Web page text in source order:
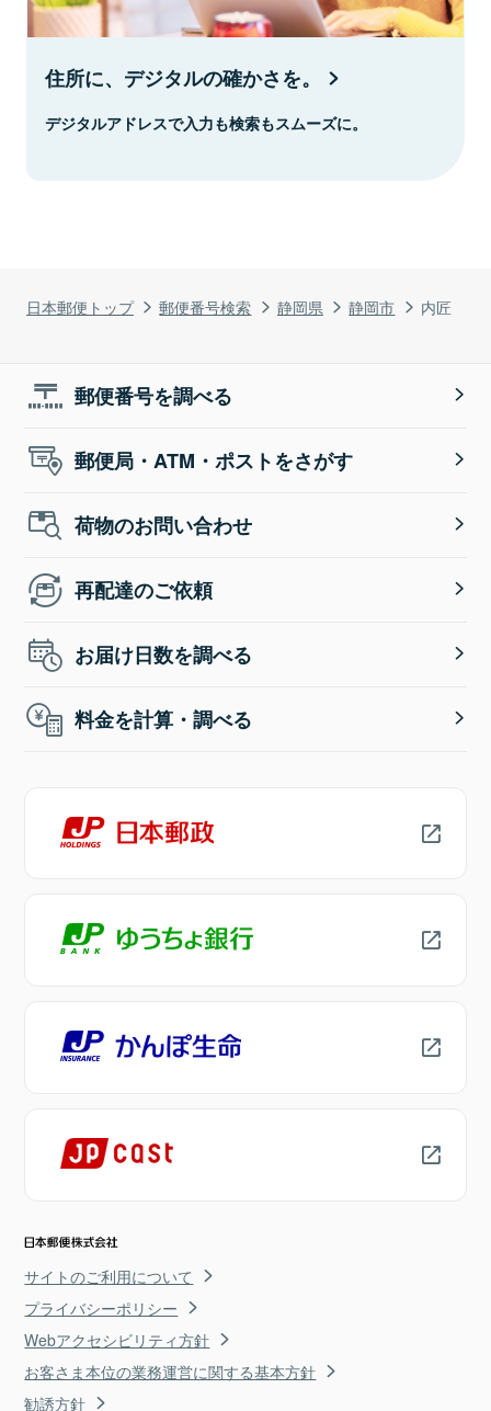
日本郵便トップ 郵便番号検索 静岡県 静岡市 内匠
住所に、デジタルの確かさを。
デジタルアドレスで入力も検索もスムーズに。
郵便番号を調べる
郵便局・ATM・ポストをさがす
荷物のお問い合わせ
再配達のご依頼
お届け日数を調べる
料金を計算・調べる
サイトのご利用について
プライバシーポリシー
Webアクセシビリティ方針
お客さま本位の業務運営に関する基本方針
勧誘方針